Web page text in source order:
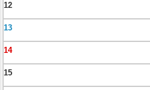
12
13
14
15